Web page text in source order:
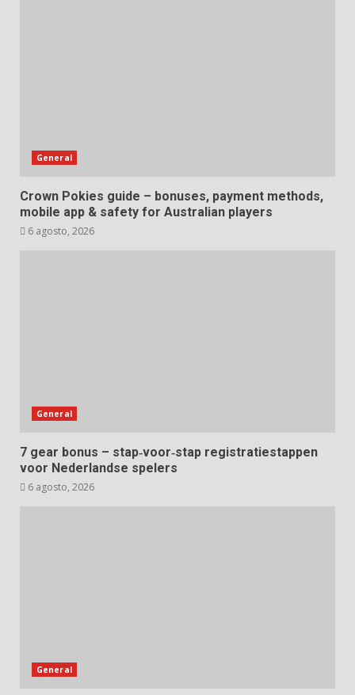
General
Crown Pokies guide – bonuses, payment methods,
mobile app & safety for Australian players
6 agosto, 2026
General
7 gear bonus – stap‑voor‑stap registratiestappen
voor Nederlandse spelers
6 agosto, 2026
General